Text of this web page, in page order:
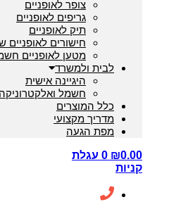
צופר לאופניים
גריפים לאופניים
תיק לאופניים
חישורים לאופניים שפיצים
מטען לאופניים חשמליים
לבית ולמשרד
היגיינה אישית
חשמל ואלקטרוניקה
כלל המוצרים
מדריך מקצועי
מפת הגעה
₪
0 עגלת